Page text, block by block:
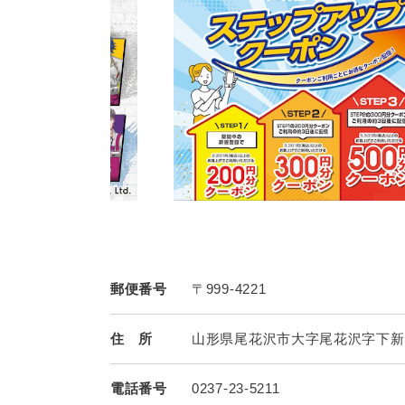
郵便番号 〒999-4221
住 所 山形県尾花沢市大字尾花沢字下
電話番号 0237-23-5211